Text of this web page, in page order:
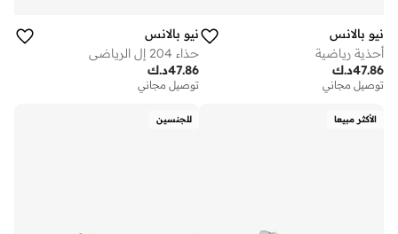
نيو بالانس
أحذية رياضية
د.ك47.86
توصيل مجاني
نيو بالانس
حذاء 204 إل الرياضي
د.ك47.86
توصيل مجاني
الأكثر مبيعا للجنسين